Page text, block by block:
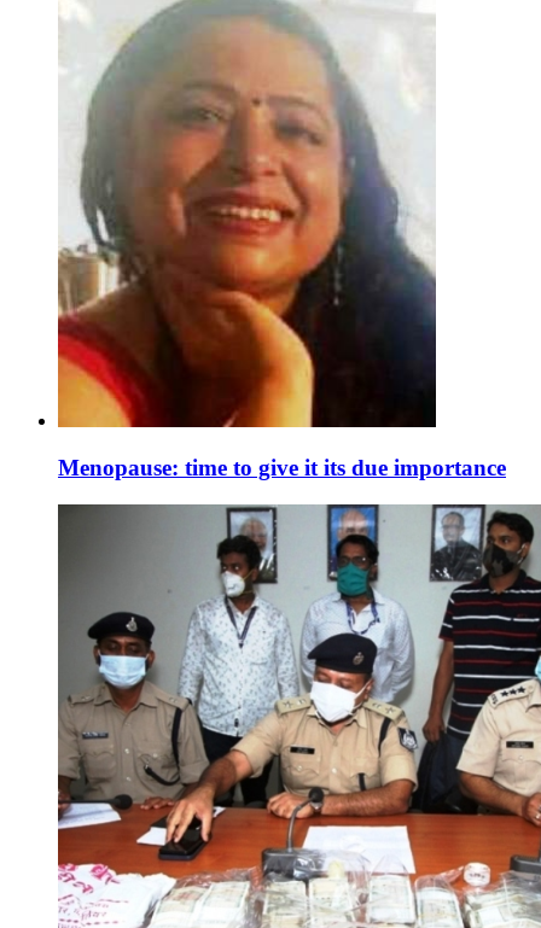
Menopause: time to give it its due importance